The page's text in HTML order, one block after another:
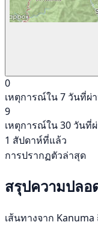
0
เหตุการณ์ใน 7 วันที่ผ่
9
เหตุการณ์ใน 30 วันที่
1 สัปดาห์ที่แล้ว
การปรากฏตัวล่าสุด
สรุปความปลอ
เส้นทางจาก